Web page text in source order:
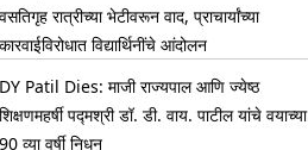
वसतिगृह रात्रीच्या भेटीवरून वाद, प्राचार्यांच्या
कारवाईविरोधात विद्यार्थिनींचे आंदोलन
DY Patil Dies: माजी राज्यपाल आणि ज्येष्ठ
शिक्षणमहर्षी पद्मश्री डॉ. डी. वाय. पाटील यांचे वयाच्या
90 व्या वर्षी निधन